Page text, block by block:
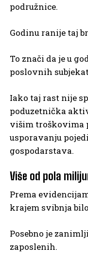
podružnice.
Godinu ranije taj
To znači da je u
poslovnih
Iako taj rast nije
poduzetnička
višim troškovima
usporavanju
gospodarstava.
Više od pola
Prema
krajem svibnja
Posebno je
zaposlenih.